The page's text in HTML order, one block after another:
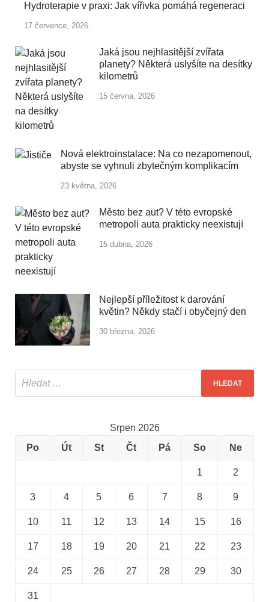
Hydroterapie v praxi: Jak vířivka pomáhá regeneraci
17 července, 2026
Jaká jsou nejhlasitější zvířata
planety? Některá uslyšíte na desítky
kilometrů
15 června, 2026
Nová elektroinstalace: Na co nezapomenout,
abyste se vyhnuli zbytečným komplikacím
23 května, 2026
Město bez aut? V této evropské
metropoli auta prakticky neexistují
15 dubna, 2026
Nejlepší příležitost k darování
květin? Někdy stačí i obyčejný den
30 března, 2026
Srpen 2026
Po
Út St Čt Pá So Ne
1 2
3 4 5 6 7 8 9
10 11 12 13 14 15 16
17 18 19 20 21 22 23
24 25 26 27 28 29 30
31